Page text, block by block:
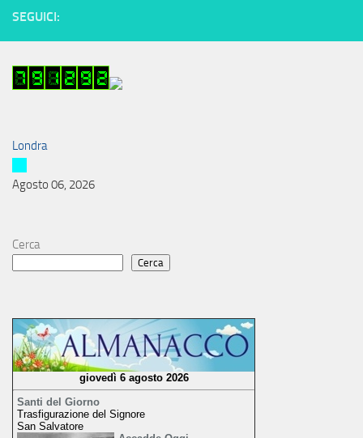
SEGUICI:
Londra
Agosto 06, 2026
Cerca
Cerca